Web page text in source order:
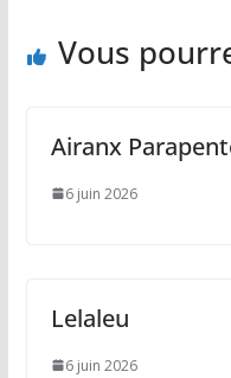
Vous
Airanx
6 juin 2026
Lelaleu
6 juin 2026